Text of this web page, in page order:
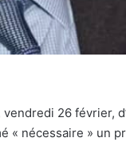
26 février,
« nécessaire » un